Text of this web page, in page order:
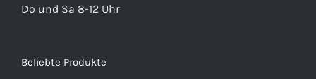
Do und Sa 8-12 Uhr
Beliebte Produkte